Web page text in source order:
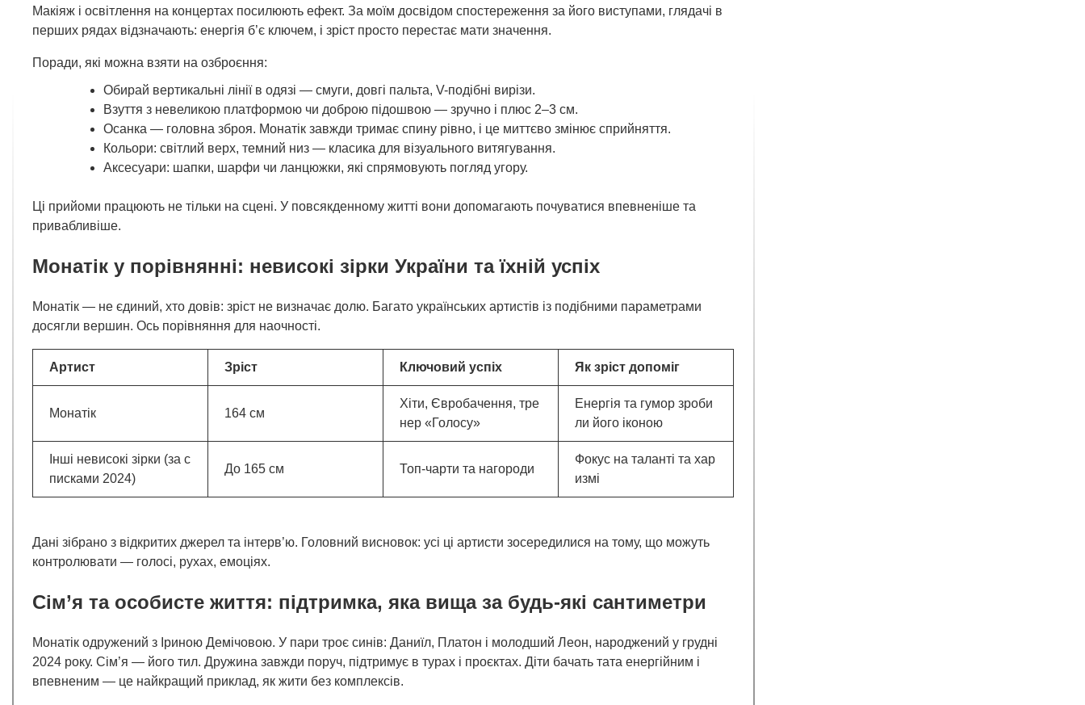
Макіяж і освітлення на концертах посилюють ефект. За моїм досвідом спостереження за його виступами, глядачі в
перших рядах відзначають: енергія б’є ключем, і зріст просто перестає мати значення.
Поради, які можна взяти на озброєння:
Обирай вертикальні лінії в одязі — смуги, довгі пальта, V-подібні вирізи.
Взуття з невеликою платформою чи доброю підошвою — зручно і плюс 2–3 см.
Осанка — головна зброя. Монатік завжди тримає спину рівно, і це миттєво змінює сприйняття.
Кольори: світлий верх, темний низ — класика для візуального витягування.
Аксесуари: шапки, шарфи чи ланцюжки, які спрямовують погляд угору.
Ці прийоми працюють не тільки на сцені. У повсякденному житті вони допомагають почуватися впевненіше та
привабливіше.
Монатік у порівнянні: невисокі зірки України та їхній успіх
Монатік — не єдиний, хто довів: зріст не визначає долю. Багато українських артистів із подібними параметрами
досягли вершин. Ось порівняння для наочності.
Артист Зріст Ключовий успіх Як зріст допоміг
Монатік 164 см
Хіти, Євробачення, тре
нер «Голосу»
Енергія та гумор зроби
ли його іконою
Інші невисокі зірки (за с
писками 2024)
До 165 см Топ-чарти та нагороди
Фокус на таланті та хар
измі
Дані зібрано з відкритих джерел та інтерв’ю. Головний висновок: усі ці артисти зосередилися на тому, що можуть
контролювати — голосі, рухах, емоціях.
Сім’я та особисте життя: підтримка, яка вища за будь-які сантиметри
Монатік одружений з Іриною Демічовою. У пари троє синів: Даниїл, Платон і молодший Леон, народжений у грудні
2024 року. Сім’я — його тил. Дружина завжди поруч, підтримує в турах і проєктах. Діти бачать тата енергійним і
впевненим — це найкращий приклад, як жити без комплексів.